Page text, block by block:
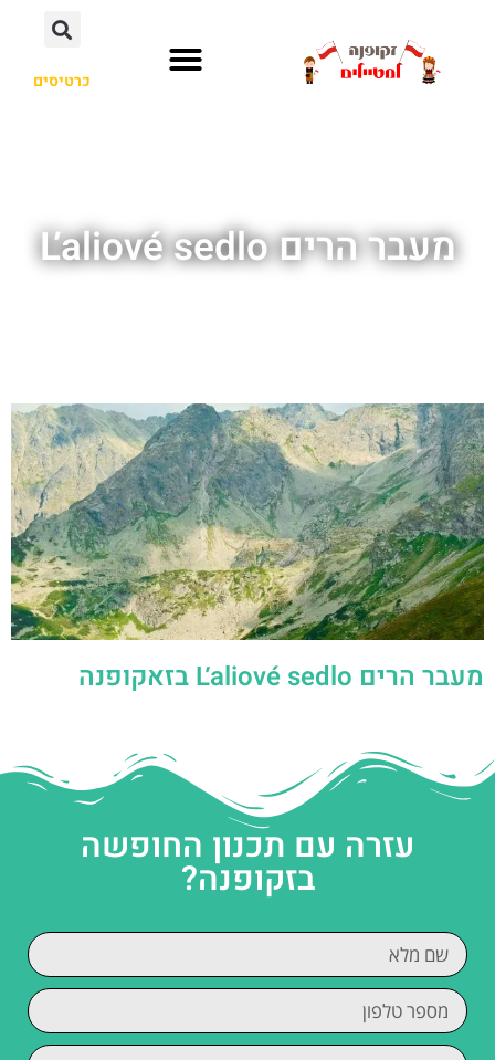
כרטיסים
מעבר הרים Ľaliové sedlo
מעבר הרים Ľaliové sedlo בזאקופנה
עזרה עם תכנון החופשה
בזקופנה?